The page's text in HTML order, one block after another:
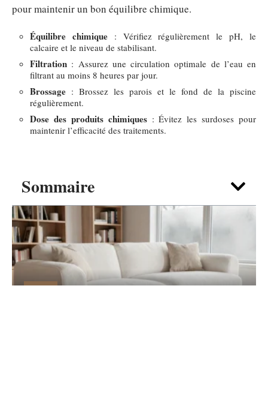
Sommaire
pour maintenir un bon équilibre chimique.
Équilibre chimique: Vérifiez régulièrement le pH, le
calcaire et le niveau de stabilisant.
Filtration : Assurez une circulation optimale de l’eau en
filtrant au moins 8 heures par jour.
Brossage : Brossez les parois et le fond de la piscine
régulièrement.
Dose des produits chimiques: Évitez les surdoses pour
maintenir l’efficacité des traitements.